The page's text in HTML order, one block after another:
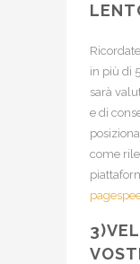
in più di
sarà
e di
come